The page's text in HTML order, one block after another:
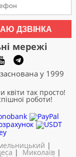
ДЗВІНКА
мережі
у 1999
квіти так просто!
роботи!
|
| Миколаїв |